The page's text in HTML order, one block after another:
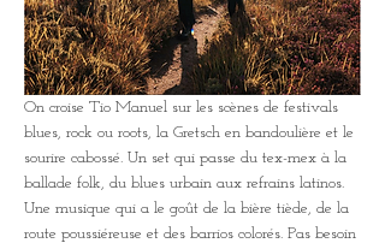
On croise Tio Manuel sur les scènes de festivals
blues, rock ou roots, la Gretsch en bandoulière et le
sourire cabossé. Un set qui passe du tex-mex à la
ballade folk, du blues urbain aux refrains latinos.
Une musique qui a le goût de la bière tiède, de la
route poussiéreuse et des barrios colorés. Pas besoin